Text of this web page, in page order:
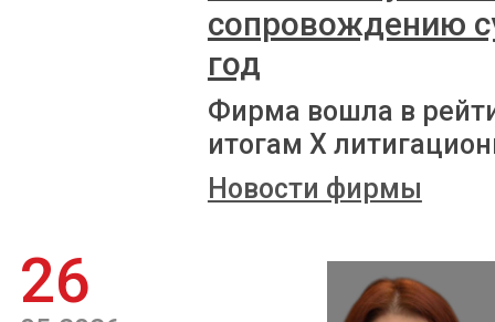
сопровождению
год
Фирма вошла в
итогам X
Новости фирмы
26